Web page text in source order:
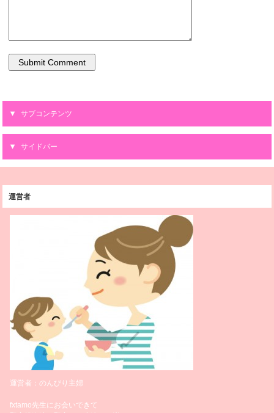
サブコンテンツ
サイドバー
運営者
運営者：のんびり主婦
fxtamo先生にお会いできて